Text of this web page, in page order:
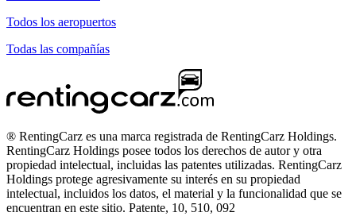
Todos los aeropuertos
Todas las compañías
® RentingCarz es una marca registrada de RentingCarz Holdings.
RentingCarz Holdings posee todos los derechos de autor y otra
propiedad intelectual, incluidas las patentes utilizadas. RentingCarz
Holdings protege agresivamente su interés en su propiedad
intelectual, incluidos los datos, el material y la funcionalidad que se
encuentran en este sitio. Patente, 10, 510, 092